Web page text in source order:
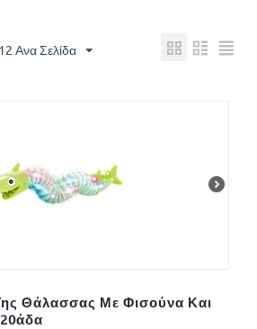
12 Ανα Σελίδα
Θάλασσας Με Φισούνα Και